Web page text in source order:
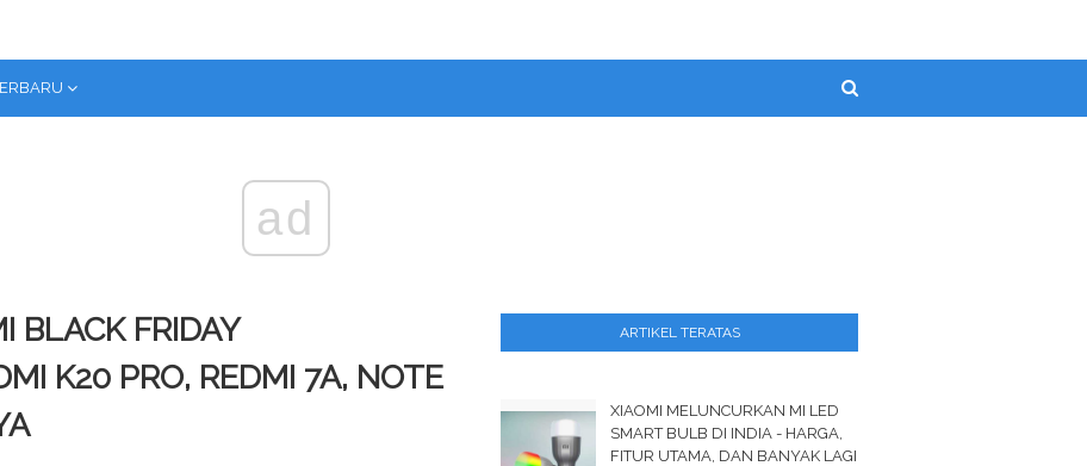
ad
BLACK FRIDAY
K20 PRO, REDMI 7A, NOTE
ARTIKEL TERATAS
XIAOMI MELUNCURKAN MI LED
SMART BULB DI INDIA - HARGA,
FITUR UTAMA, DAN BANYAK LAGI